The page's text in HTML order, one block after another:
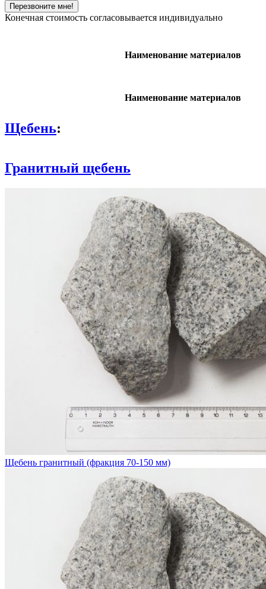
Перезвоните мне!
Конечная стоимость согласовывается индивидуально
Наименование материалов
Наименование материалов
Щебень:
Гранитный щебень
Щебень гранитный (фракция 70-150 мм)